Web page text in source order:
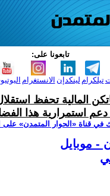
تابعونا على:
الانستغرام لينكدإن تيلكرام
المالية تحفظ
استمرارية هذا
في قناة ‫«الحوار المتمدن» على
- موبايل